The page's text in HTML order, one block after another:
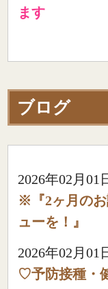
ます
ブログ
2026年02月01
※『2ヶ月の
ューを！』
2026年02月01
♡予防接種・